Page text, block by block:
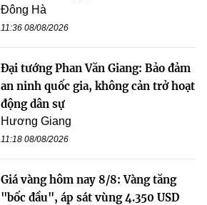
Đông Hà
11:36 08/08/2026
Đại tướng Phan Văn Giang: Bảo đảm
an ninh quốc gia, không cản trở hoạt
động dân sự
Hương Giang
11:18 08/08/2026
Giá vàng hôm nay 8/8: Vàng tăng
"bốc đầu", áp sát vùng 4.350 USD